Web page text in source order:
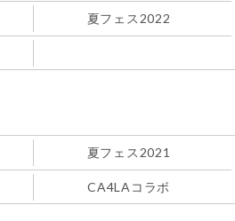
夏フェス2022
夏フェス2021
CA4LAコラボ